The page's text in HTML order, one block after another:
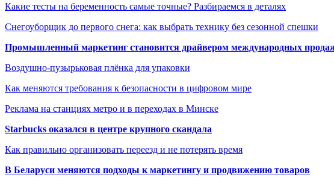
Какие тесты на беременность самые точные? Разбираемся в деталях
Снегоуборщик до первого снега: как выбрать технику без сезонной спешки
Промышленный маркетинг становится драйвером международных
Воздушно-пузырьковая плёнка для упаковки
Как меняются требования к безопасности в цифровом мире
Реклама на станциях метро и в переходах в Минске
Starbucks оказался в центре крупного скандала
Как правильно организовать переезд и не потерять время
В Беларуси меняются подходы к маркетингу и продвижению товаров